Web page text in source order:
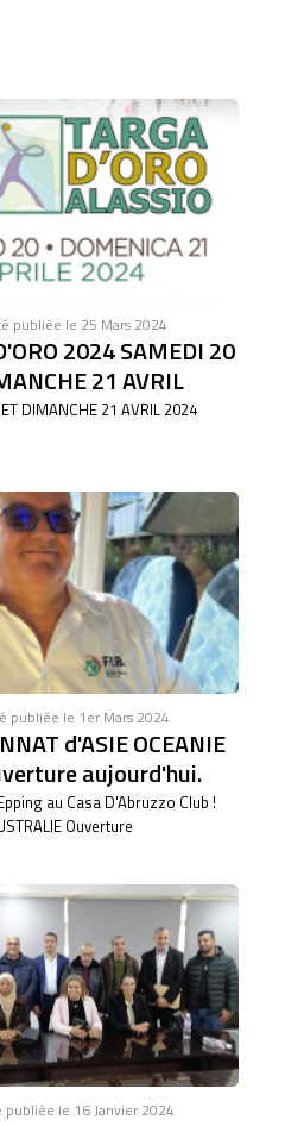
publiée le 25 Mars 2024
2024 SAMEDI 20
21 AVRIL
DIMANCHE 21 AVRIL 2024
publiée le 1er Mars 2024
d'ASIE OCEANIE
aujourd'hui.
au Casa D'Abruzzo Club !
Ouverture
publiée le 16 Janvier 2024